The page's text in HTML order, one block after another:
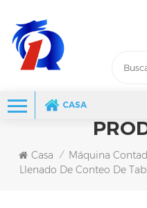
CASA
Casa / Máquina
Llenado De Conteo De